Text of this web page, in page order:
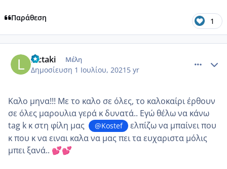
Παράθεση 1
lactaki Μέλη
Δημοσίευση 1 Ιουλίου, 2021 5 yr
Καλο μηνα!!! Με το καλο σε όλες, το καλοκαίρι έρθουν
σε όλες μαρουλια γερά κ δυνατά.. Εγώ θέλω να κάνω
tag k κ στη φίλη μας
@Kostef
ελπίζω να μπαίνει που
κ που κ να ειναι καλα να μας πει τα ευχαριστα μόλις
μπει ξανά.. 💕💕